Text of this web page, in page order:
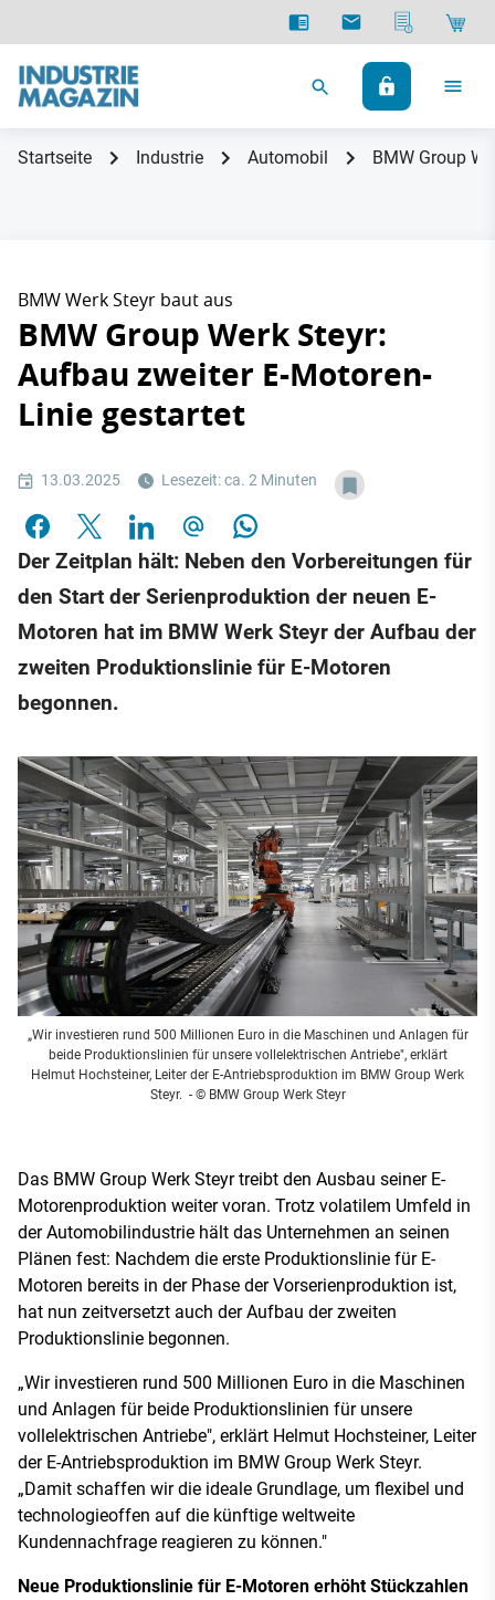
Startseite Industrie Automobil BMW Group
BMW Werk Steyr baut aus
BMW Group Werk Steyr:
Aufbau zweiter E-Motoren-
Linie gestartet
13.03.2025 Lesezeit: ca. 2 Minuten
Der Zeitplan hält: Neben den Vorbereitungen für
den Start der Serienproduktion der neuen E-
Motoren hat im BMW Werk Steyr der Aufbau der
zweiten Produktionslinie für E-Motoren
begonnen.
„Wir investieren rund 500 Millionen Euro in die Maschinen und Anlagen für
beide Produktionslinien für unsere vollelektrischen Antriebe", erklärt
Helmut Hochsteiner, Leiter der E-Antriebsproduktion im BMW Group Werk
Steyr. - © BMW Group Werk Steyr
Das BMW Group Werk Steyr treibt den Ausbau seiner E-
Motorenproduktion weiter voran. Trotz volatilem Umfeld in
der Automobilindustrie hält das Unternehmen an seinen
Plänen fest: Nachdem die erste Produktionslinie für E-
Motoren bereits in der Phase der Vorserienproduktion ist,
hat nun zeitversetzt auch der Aufbau der zweiten
Produktionslinie begonnen.
„Wir investieren rund 500 Millionen Euro in die Maschinen
und Anlagen für beide Produktionslinien für unsere
vollelektrischen Antriebe", erklärt Helmut Hochsteiner, Leiter
der E-Antriebsproduktion im BMW Group Werk Steyr.
„Damit schaffen wir die ideale Grundlage, um flexibel und
technologieoffen auf die künftige weltweite
Kundennachfrage reagieren zu können."
Neue Produktionslinie für E-Motoren erhöht Stückzahlen